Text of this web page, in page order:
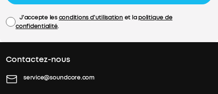
J'accepte lesconditions d'utilisation et lapolitique de
confidentialité.
Contactez-nous
service@soundcore.com